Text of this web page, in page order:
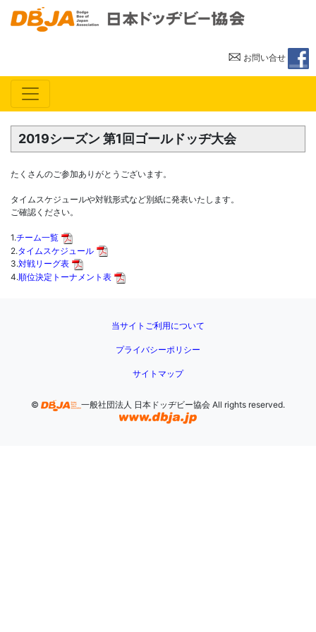
お問い合せ
2019シーズン 第1回ゴールドッヂ大会
たくさんのご参加ありがとうございます。
タイムスケジュールや対戦形式など別紙に発表いたします。
ご確認ください。
1.チーム一覧
2.タイムスケジュール
3.対戦リーグ表
4.順位決定トーナメント表
当サイトご利用について
プライバシーポリシー
サイトマップ
© 一般社団法人 日本ドッヂビー協会 All rights reserved.